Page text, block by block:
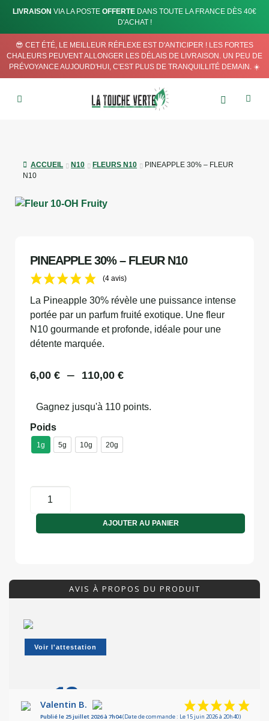
LIVRAISON VIA LA POSTE OFFERTE DANS TOUTE LA FRANCE DÈS 40€
D'ACHAT !
😎 CET ÉTÉ, LE MEILLEUR RÉFLEXE EST D'ANTICIPER ! LES FORTES
CHALEURS PEUVENT ALLONGER LES DÉLAIS DE LIVRAISON. UN PEU DE
PRÉVOYANCE AUJOURD'HUI, C'EST PLUS DE TRANQUILLITÉ DEMAIN. ☀️
ACCUEIL N10 FLEURS N10
PINEAPPLE 30% – FLEUR
N10
PINEAPPLE 30% – FLEUR N10
(4 avis)
La Pineapple 30% révèle une puissance intense
portée par un parfum fruité exotique. Une fleur
N10 gourmande et profonde, idéale pour une
détente marquée.
6,00 € – 110,00 €
Gagnez jusqu'à 110 points.
Poids
1g 5g 10g 20g
AJOUTER AU PANIER
AVIS À PROPOS DU PRODUIT
Voir l'attestation
10/10
Valentin B.
Publié le 25 juillet 2026 à 7h04(Date de commande : Le 15 juin 2026 à 20h40)